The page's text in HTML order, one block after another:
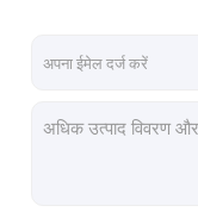
एक्सप्रेस कूरियर सेवाएं